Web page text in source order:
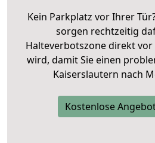
Kein Parkplatz vor Ihrer
sorgen rechtzeitig
Halteverbotszone direkt
wird, damit Sie einen
Kaiserslautern nach
Kostenlose